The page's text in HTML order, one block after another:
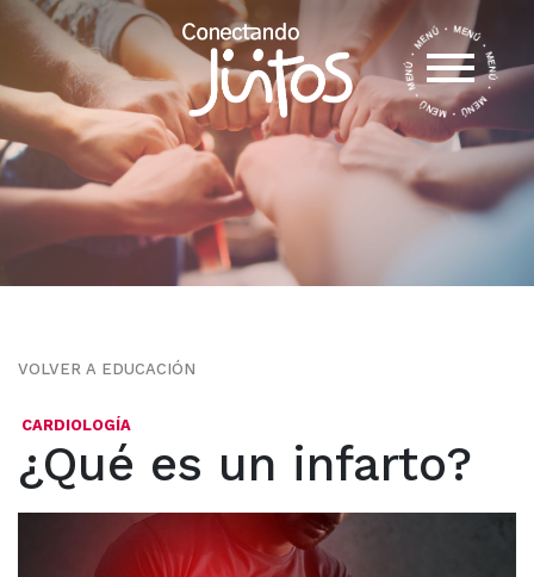
VOLVER A EDUCACIÓN
CARDIOLOGÍA
¿Qué es un infarto?